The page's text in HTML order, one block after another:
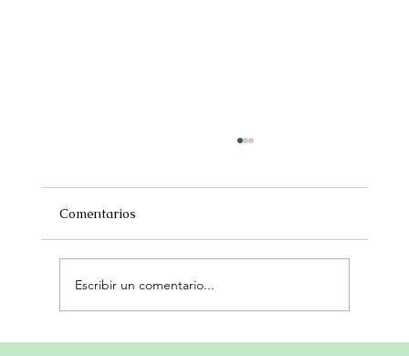
Comentarios
Escribir un comentario...